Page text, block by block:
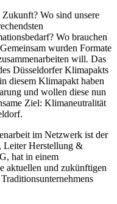
Wo sind unsere
Wo brauchen
wurden Formate
will. Das
Düsseldorfer Klimapakts
diesem Klimapakt haben
und wollen diese nun
Ziel: Klimaneutralität
im Netzwerk ist der
Leiter Herstellung &
hat in einem
aktuellen und zukünftigen